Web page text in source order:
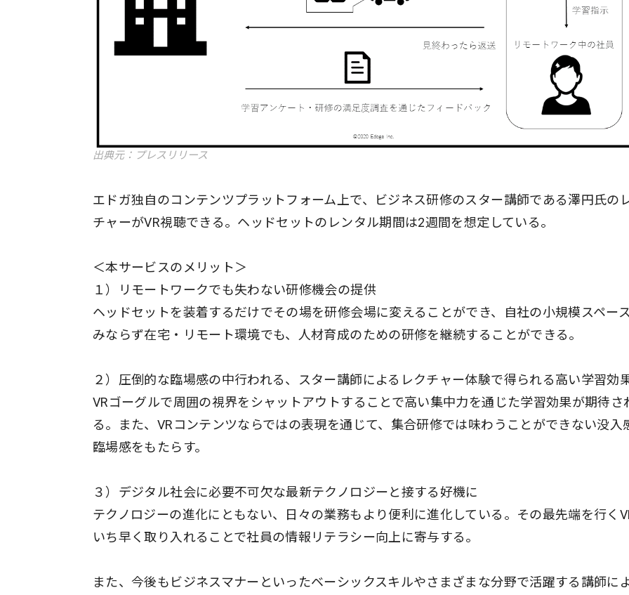
出典元：プレスリリース
エドガ独自のコンテンツプラットフォーム上で、ビジネス研修のスター講師である澤円氏の
チャーがVR視聴できる。ヘッドセットのレンタル期間は2週間を想定している。
＜本サービスのメリット＞
１）リモートワークでも失わない研修機会の提供
ヘッドセットを装着するだけでその場を研修会場に変えることができ、自社の小規模スペー
みならず在宅・リモート環境でも、人材育成のための研修を継続することができる。
２）圧倒的な臨場感の中行われる、スター講師によるレクチャー体験で得られる高い学習効
VRゴーグルで周囲の視界をシャットアウトすることで高い集中力を通じた学習効果が期待さ
る。また、VRコンテンツならではの表現を通じて、集合研修では味わうことができない没入
臨場感をもたらす。
３）デジタル社会に必要不可欠な最新テクノロジーと接する好機に
テクノロジーの進化にともない、日々の業務もより便利に進化している。その最先端を行く
いち早く取り入れることで社員の情報リテラシー向上に寄与する。
また、今後もビジネスマナーといったベーシックスキルやさまざまな分野で活躍する講師に